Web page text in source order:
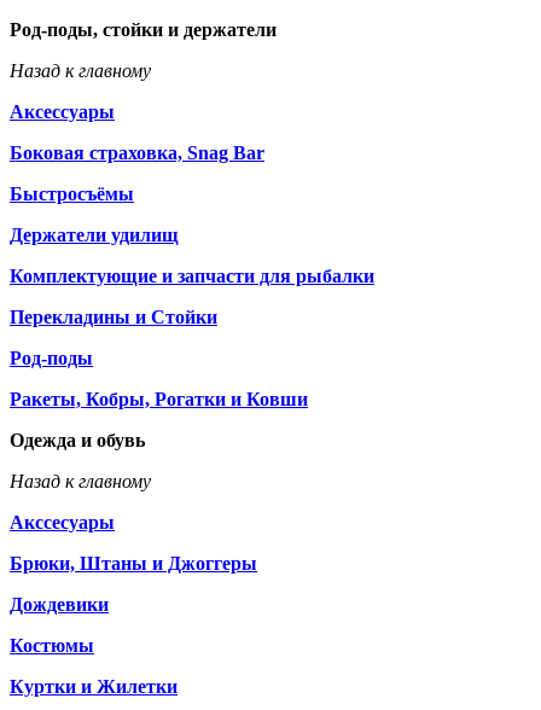
Род-поды, стойки и держатели
Назад к главному
Аксессуары
Боковая страховка, Snag Bar
Быстросъёмы
Держатели удилищ
Комплектующие и запчасти для рыбалки
Перекладины и Стойки
Род-поды
Ракеты, Кобры, Рогатки и Ковши
Одежда и обувь
Назад к главному
Акссесуары
Брюки, Штаны и Джоггеры
Дождевики
Костюмы
Куртки и Жилетки